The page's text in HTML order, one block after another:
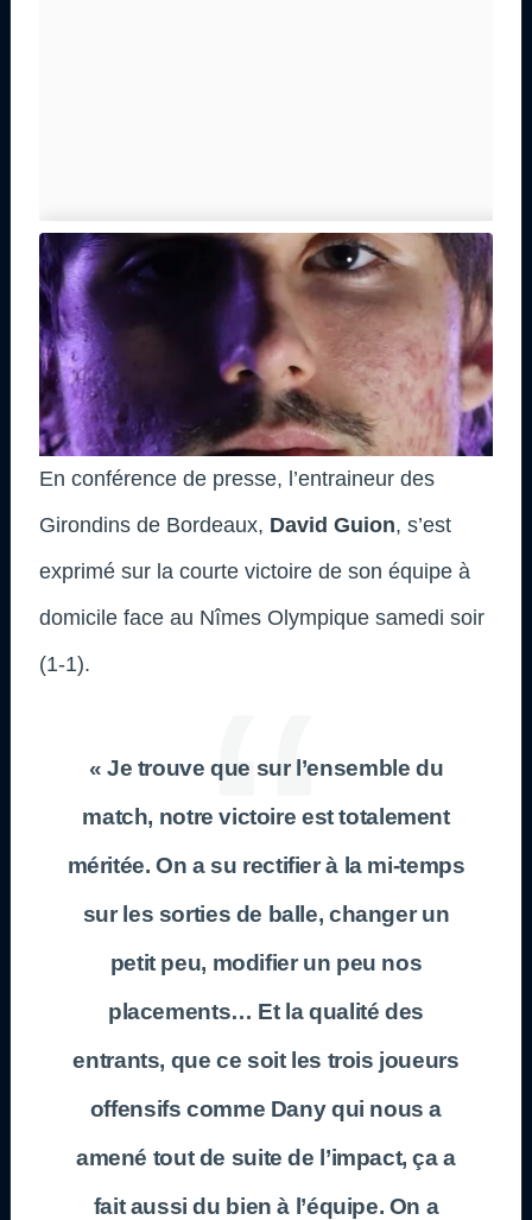
En conférence de presse, l’entraineur des
Girondins de Bordeaux, David Guion, s’est
exprimé sur la courte victoire de son équipe à
domicile face au Nîmes Olympique samedi soir
(1-1).
« Je trouve que sur l’ensemble du
match, notre victoire est totalement
méritée. On a su rectifier à la mi-temps
sur les sorties de balle, changer un
petit peu, modifier un peu nos
placements… Et la qualité des
entrants, que ce soit les trois joueurs
offensifs comme Dany qui nous a
amené tout de suite de l’impact, ça a
fait aussi du bien à l’équipe. On a